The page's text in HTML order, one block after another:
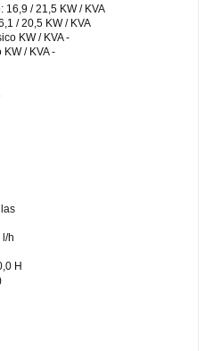
16,9 / 21,5 KW / KVA
/ 20,5 KW / KVA
KW / KVA -
/ KVA -
l/h
H